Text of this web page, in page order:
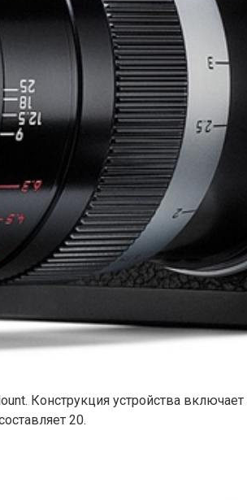
Конструкция устройства
20.